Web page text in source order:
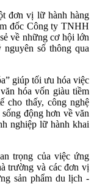
đơn vị lữ hành hàng
đốc Công ty TNHH
về những cơ hội lớn
số thông qua
giúp tối ưu hóa việc
hóa vốn giàu tiềm
cho thấy, công nghệ
động hơn về văn
nghiệp lữ hành khai
trọng của việc ứng
trường và các đơn vị
sản phẩm du lịch -